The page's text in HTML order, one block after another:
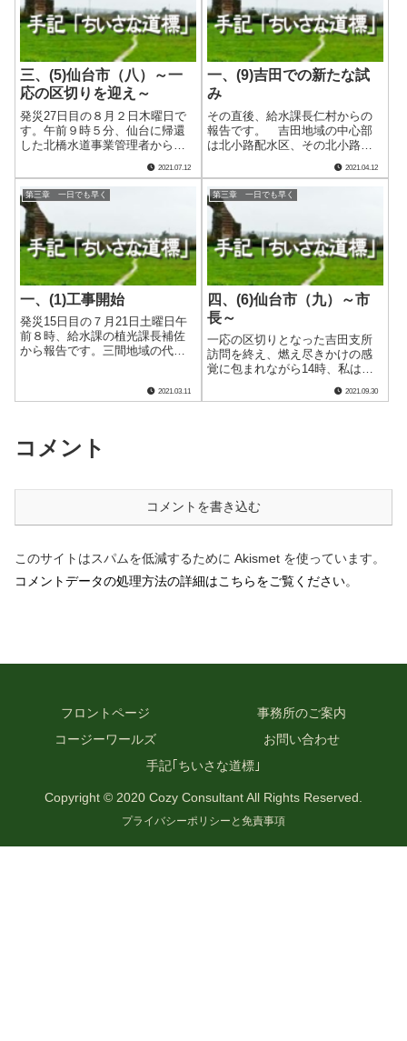
でそんな言葉など.....
三、(5)仙台市（八）～一
応の区切りを迎え～
発災27日目の８月２日木曜日で
す。午前９時５分、仙台に帰還
した北橋水道事業管理者から電
地域への通水開始をもって、支
援のための派遣を一応の区切り
とするとのことです。進捗につ
いては逐一駐在中の木場課長が
連絡を入れてく.....
2021.07.12
一、(9)吉田での新たな試
み
その直後、給水課長仁村からの
報告です。 吉田地域の中心部
は北小路配水区、その北小路配
水区の配水管と接していること
に目を付けた給水課は、いつの
間にかその双方を仮設の連絡管
で繋げていました。そしてそれ
までも有効に他配.....
2021.04.12
第三章 一日でも早く
一、(1)工事開始
発災15日目の７月21日土曜日午
前８時、給水課の植光課長補佐
から報告です。三間地域の代替
この日は舗装版切断の１業者だ
㌔の区間を分.....
2021.03.11
第三章 一日でも早く
四、(6)仙台市（九）～市
長～
一応の区切りとなった吉田支所
訪問を終え、燃え尽きかけの感
覚に包まれながら14時、私はプ
ロボックスを停めている駐車場
へ向かいました。 その時でし
2021.09.30
コメント
コメントを書き込む
このサイトはスパムを低減するために Akismet を使っています。
コメントデータの処理方法の詳細はこちらをご覧ください。
フロントページ
事務所のご案内
コージーワールズ
お問い合わせ
手記｢ちいさな道標｣
Copyright © 2020 Cozy Consultant All Rights Reserved.
プライバシーポリシーと免責事項